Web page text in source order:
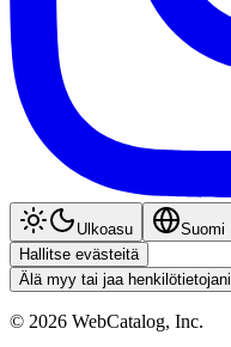
Ulkoasu
Suomi
Hallitse evästeitä
Älä myy tai jaa henkilötietojani
© 2026 WebCatalog, Inc.